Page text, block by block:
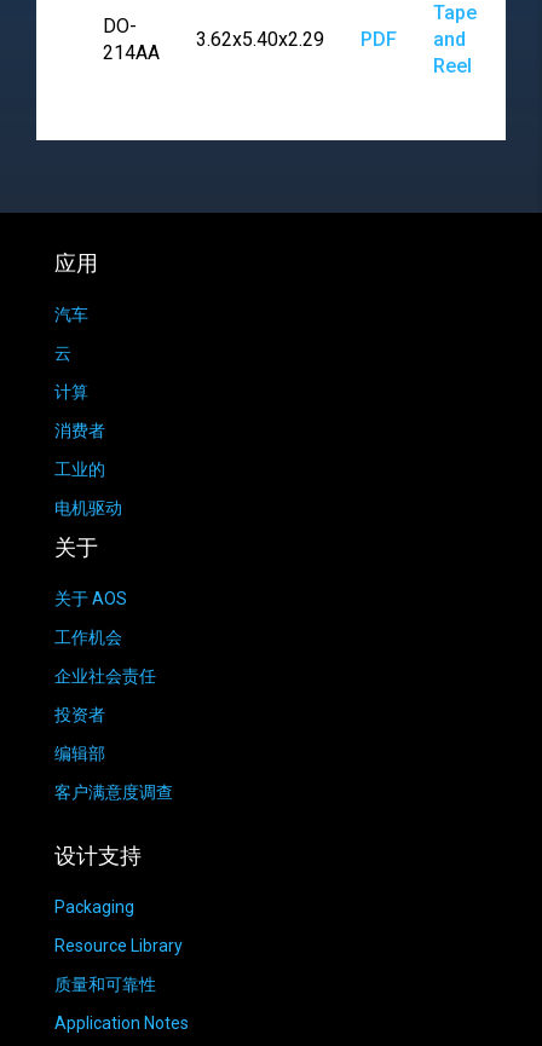
DO-
214AA
3.62x5.40x2.29 PDF
Tape
and
Reel
应用
汽车
云
计算
消费者
工业的
电机驱动
关于
关于 AOS
工作机会
企业社会责任
投资者
编辑部
客户满意度调查
设计支持
Packaging
Resource Library
质量和可靠性
Application Notes